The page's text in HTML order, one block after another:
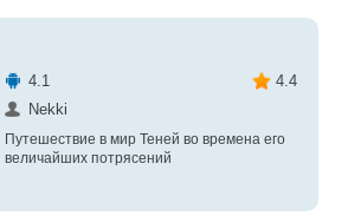
4.1
4.4
Nekki
Путешествие в мир Теней во времена его
величайших потрясений